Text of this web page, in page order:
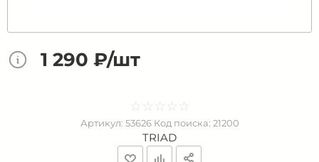
1 290 ₽/шт
☆ ☆ ☆ ☆ ☆
★ ★ ★ ★ ★
Артикул: 53626 Код поиска: 21200
TRIAD